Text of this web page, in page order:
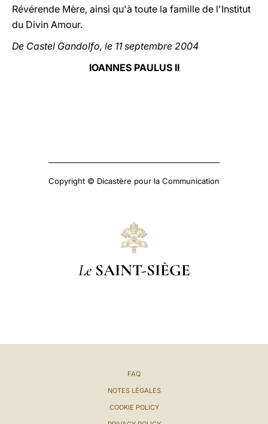
Révérende Mère, ainsi qu'à toute la famille de l'Institut
du Divin Amour.
De Castel Gandolfo, le 11 septembre 2004
IOANNES PAULUS II
Copyright © Dicastère pour la Communication
Le SAINT-SIÈGE
FAQ
NOTES LÉGALES
COOKIE POLICY